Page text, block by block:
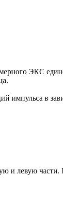
ЭКС
импульса в
и левую части.